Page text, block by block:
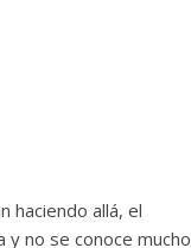
haciendo allá, el
no se conoce mucho